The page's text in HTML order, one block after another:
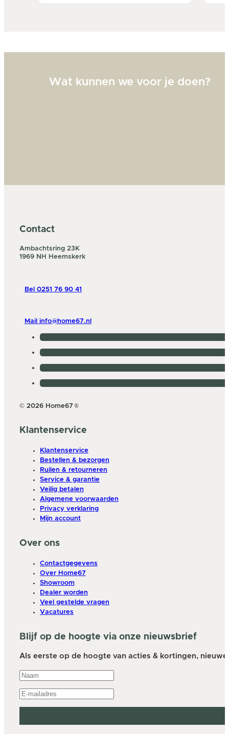
Wat kunnen we voor je doen?
Contact
Ambachtsring 23K
1969 NH Heemskerk
Bel 0251 76 90 41
Mail info@home67.nl
© 2026 Home67 ®
Klantenservice
Klantenservice
Bestellen & bezorgen
Ruilen & retourneren
Service & garantie
Veilig betalen
Algemene voorwaarden
Privacy verklaring
Mijn account
Over ons
Contactgegevens
Over Home67
Showroom
Dealer worden
Veel gestelde vragen
Vacatures
Blijf op de hoogte via onze nieuwsbrief
Als eerste op de hoogte van acties & kortingen,